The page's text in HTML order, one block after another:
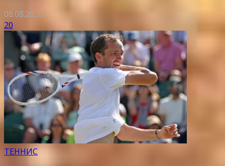
08.08.2026
20
ТЕННИС